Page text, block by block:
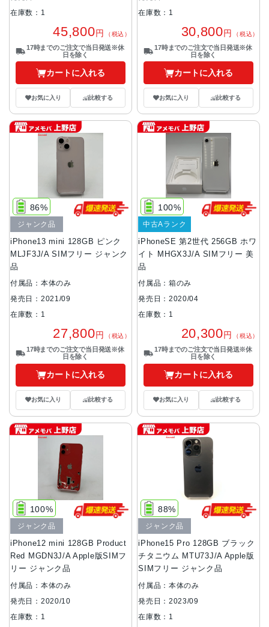
在庫数：1
45,800円 （税込）
17時までのご注文で当日発送※休
日を除く
カートに入れる
お気に入り 比較する
在庫数：1
30,800円 （税込）
17時までのご注文で当日発送※休
日を除く
カートに入れる
お気に入り 比較する
iPhone13 mini 128GB ピンク
MLJF3J/A SIMフリー ジャンク
品
86%
ジャンク品
付属品：本体のみ
発売日：2021/09
在庫数：1
27,800円 （税込）
17時までのご注文で当日発送※休
日を除く
カートに入れる
お気に入り 比較する
iPhoneSE 第2世代 256GB ホワ
イト MHGX3J/A SIMフリー 美
品
100%
中古Aランク
付属品：箱のみ
発売日：2020/04
在庫数：1
20,300円 （税込）
17時までのご注文で当日発送※休
日を除く
カートに入れる
お気に入り 比較する
iPhone12 mini 128GB Product
Red MGDN3J/A Apple版SIMフ
リー ジャンク品
100%
ジャンク品
付属品：本体のみ
発売日：2020/10
在庫数：1
iPhone15 Pro 128GB ブラック
チタニウム MTU73J/A Apple版
SIMフリー ジャンク品
88%
ジャンク品
付属品：本体のみ
発売日：2023/09
在庫数：1